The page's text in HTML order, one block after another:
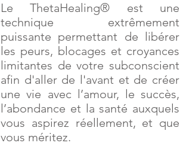
Le ThetaHealing® est une
technique extrêmement
puissante permettant de libérer
les peurs, blocages et croyances
limitantes de votre subconscient
afin d'aller de l'avant et de créer
une vie avec l’amour, le succès,
l’abondance et la santé auxquels
vous aspirez réellement, et que
vous méritez.